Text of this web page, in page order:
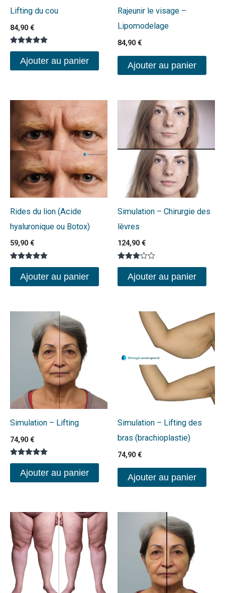
Lifting du cou
84,90 €
Note
5.00
sur 5
Ajouter au panier
Rajeunir le visage –
Lipomodelage
84,90 €
Ajouter au panier
Rides du lion (Acide
hyaluronique ou Botox)
59,90 €
Note
5.00
sur 5
Ajouter au panier
Simulation – Chirurgie des
lèvres
124,90 €
Note
3.00
sur 5
Ajouter au panier
Simulation – Lifting
74,90 €
Note
5.00
sur 5
Ajouter au panier
Simulation – Lifting des
bras (brachioplastie)
74,90 €
Ajouter au panier